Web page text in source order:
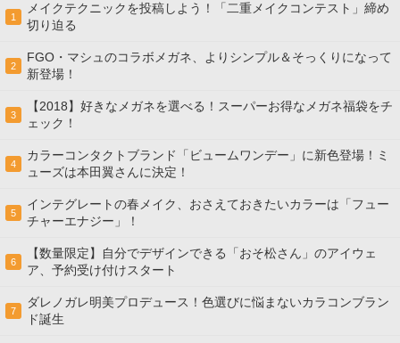
1
メイクテクニックを投稿しよう！「二重メイクコンテスト」締め
切り迫る
2
FGO・マシュのコラボメガネ、よりシンプル＆そっくりになって
新登場！
3
【2018】好きなメガネを選べる！スーパーお得なメガネ福袋をチ
ェック！
4
カラーコンタクトブランド「ビュームワンデー」に新色登場！ミ
ューズは本田翼さんに決定！
5
インテグレートの春メイク、おさえておきたいカラーは「フュー
チャーエナジー」！
6
【数量限定】自分でデザインできる「おそ松さん」のアイウェ
ア、予約受け付けスタート
7
ダレノガレ明美プロデュース！色選びに悩まないカラコンブラン
ド誕生